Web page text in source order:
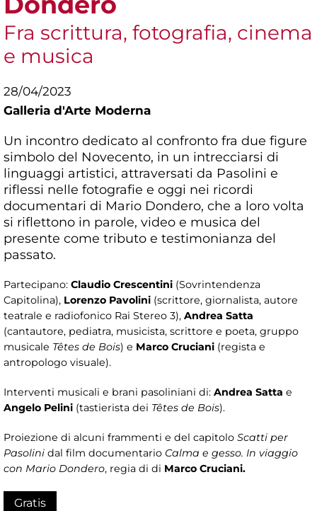
Fra scrittura, fotografia, cinema
e musica
28/04/2023
Galleria d'Arte Moderna
Un incontro dedicato al confronto fra due figure
simbolo del Novecento, in un intrecciarsi di
linguaggi artistici, attraversati da Pasolini e
riflessi nelle fotografie e oggi nei ricordi
documentari di Mario Dondero, che a loro volta
si riflettono in parole, video e musica del
presente come tributo e testimonianza del
passato.
Partecipano: Claudio Crescentini (Sovrintendenza
Capitolina), Lorenzo Pavolini (scrittore, giornalista, autore
teatrale e radiofonico Rai Stereo 3), Andrea Satta
(cantautore, pediatra, musicista, scrittore e poeta, gruppo
musicale Têtes de Bois) e Marco Cruciani (regista e
antropologo visuale).
Interventi musicali e brani pasoliniani di: Andrea Satta e
Angelo Pelini (tastierista dei Têtes de Bois).
Proiezione di alcuni frammenti e del capitolo Scatti per
Pasolini dal film documentario Calma e gesso. In viaggio
con Mario Dondero, regia di di Marco Cruciani.
Gratis